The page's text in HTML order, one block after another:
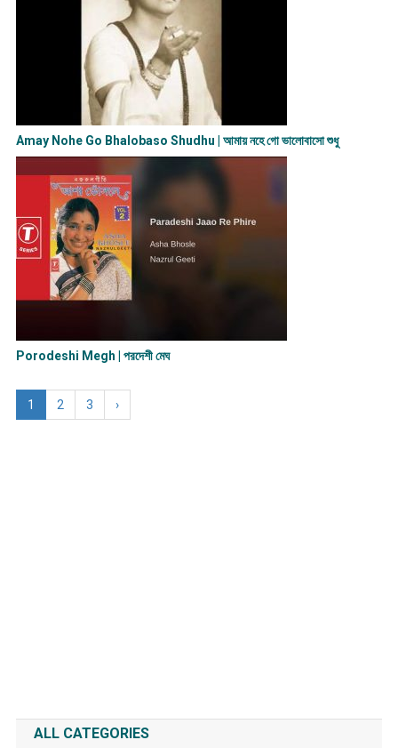
Amay Nohe Go Bhalobaso Shudhu | আমায় নহে গো ভালোবাসো শুধু
Porodeshi Megh | পরদেশী মেঘ
1 2 3 ›
ALL CATEGORIES